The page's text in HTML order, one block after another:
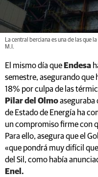
La central berciana es una de las que
M.I.
El mismo día que Endesa
semestre, asegurando que
18% por culpa de las
Pilar del Olmoaseguraba
de Estado de Energía ha
un compromiso firme con
Para ello, asegura que el
«que pondrá muy difícil
del Sil, como había
Enel.